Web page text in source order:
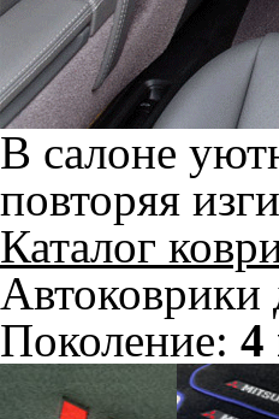
В салоне
повторяя
Каталог
Поколение: 4